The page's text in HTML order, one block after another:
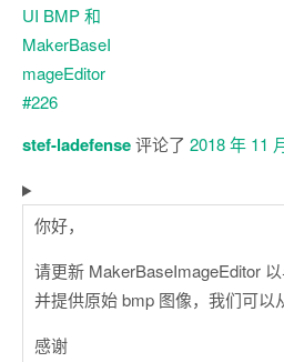
评
论
stef-ladefense评论了 2018 年 11
你好，
请更新 MakerBaseImageEditor
并提供原始 bmp 图像，我们可以
感谢